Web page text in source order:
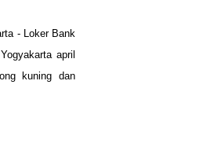
- Loker Bank
april
kuning dan